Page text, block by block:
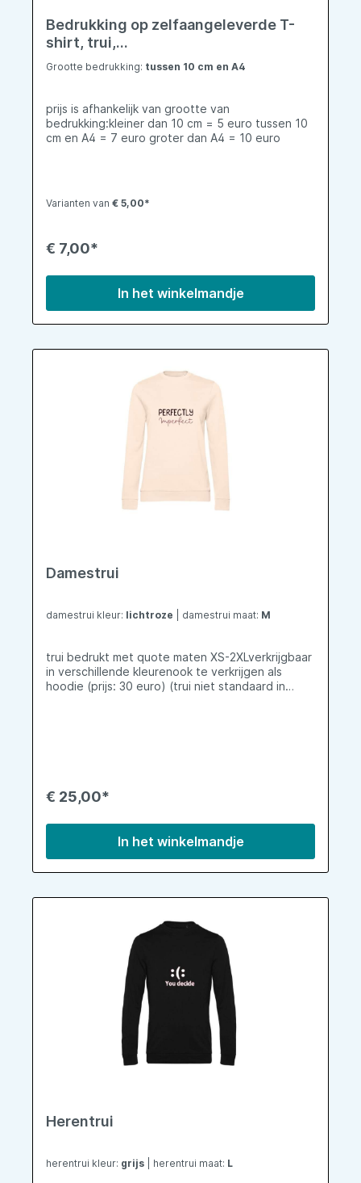
Bedrukking op zelfaangeleverde T-
shirt, trui,...
Grootte bedrukking: tussen 10 cm en A4
prijs is afhankelijk van grootte van
bedrukking:kleiner dan 10 cm = 5 euro tussen 10
cm en A4 = 7 euro groter dan A4 = 10 euro
Varianten van € 5,00*
€ 7,00*
In het winkelmandje
Damestrui
damestrui kleur: lichtroze | damestrui maat: M
trui bedrukt met quote maten XS-2XLverkrijgbaar
in verschillende kleurenook te verkrijgen als
hoodie (prijs: 30 euro) (trui niet standaard in
€ 25,00*
In het winkelmandje
Herentrui
herentrui kleur: grijs | herentrui maat: L